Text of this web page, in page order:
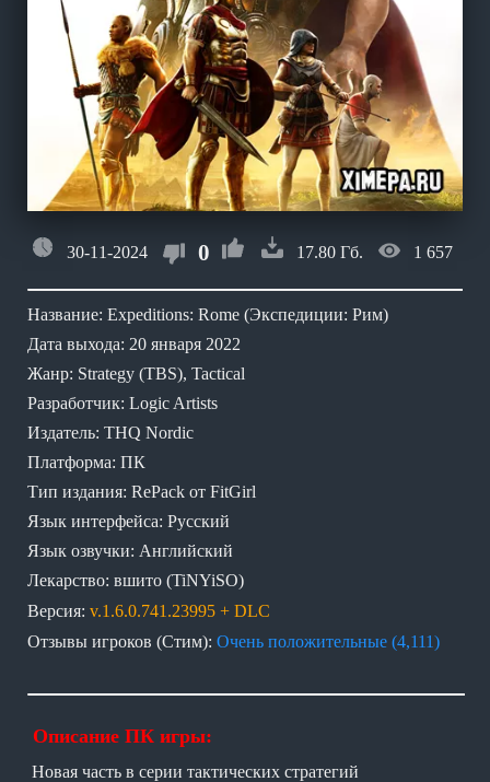
30-11-2024 0 17.80 Гб. 1 657
Название: Expeditions: Rome (Экспедиции: Рим)
Дата выхода: 20 января 2022
Жанр: Strategy (TBS), Tactical
Разработчик: Logic Artists
Издатель: THQ Nordic
Платформа: ПК
Тип издания: RePack от FitGirl
Язык интерфейса: Русский
Язык озвучки: Английский
Лекарство: вшито (TiNYiSO)
Версия: v.1.6.0.741.23995 + DLC
Отзывы игроков (Стим): Очень положительные (4,111)
Описание ПК игры:
Новая часть в серии тактических стратегий